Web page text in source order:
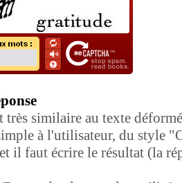
très similaire au texte
à l'utilisateur, du style
il faut écrire le résultat (la